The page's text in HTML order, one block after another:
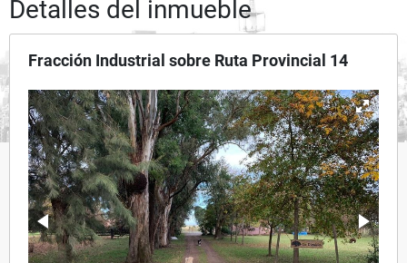
Detalles del inmueble
Fracción Industrial sobre Ruta Provincial 14